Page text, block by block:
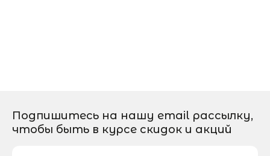
Подпишитесь на нашу email рассылку,
чтобы быть в курсе скидок и акций